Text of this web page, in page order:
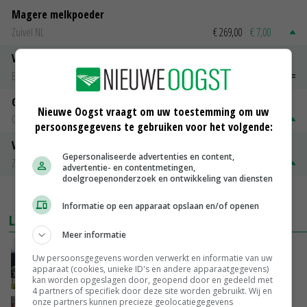
Magere melkpoeder
Zuivel NL
€ 269,00 € 7,00
Vleeskuikens 2001-2600 gr
Barneveld
€ 1,09
Gerst
Groningen
€ 197,00 € 2,00
Volle melkpoeder
Zuivel NL
€ 345,00
LAATSTE NIEUWS
juni
VANDAAG, 17:04
Nieuwe Oogst vraagt om uw toestemming om uw
persoonsgegevens te gebruiken voor het volgende:
Gepersonaliseerde advertenties en content,
advertentie- en contentmetingen,
doelgroepenonderzoek en ontwikkeling van diensten
Informatie op een apparaat opslaan en/of openen
Meer informatie
Uw persoonsgegevens worden verwerkt en informatie van uw
apparaat (cookies, unieke ID's en andere apparaatgegevens)
kan worden opgeslagen door, geopend door en gedeeld met
4 partners of specifiek door deze site worden gebruikt. Wij en
onze partners kunnen precieze geolocatiegegevens